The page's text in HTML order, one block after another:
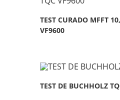
TEST CURADO MFFT
VF9600
TEST DE BUCHHOLZ